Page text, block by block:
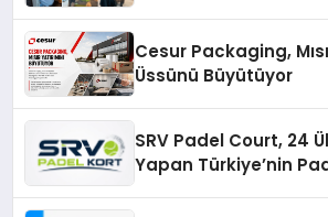
Cesur Packaging,
Üssünü Büyütüyor
SRV Padel Court, 24
Yapan Türkiye’nin